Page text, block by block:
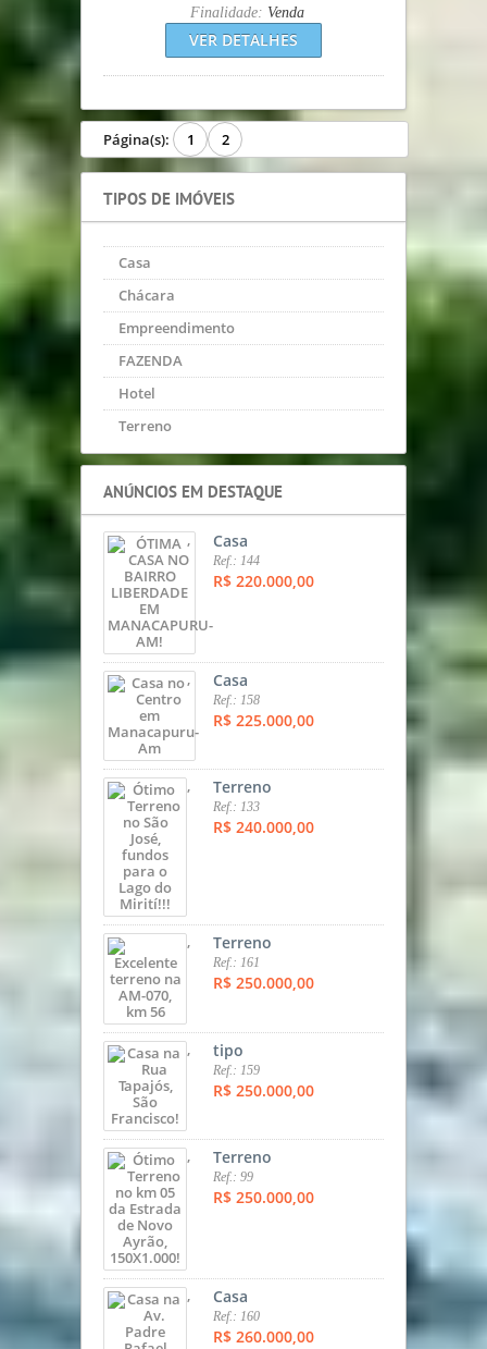
Finalidade: Venda
VER DETALHES
Página(s): 1 2
TIPOS DE IMÓVEIS
Casa
Chácara
Empreendimento
FAZENDA
Hotel
Terreno
ANÚNCIOS EM DESTAQUE
, Casa
Ref.: 144
R$ 220.000,00
, Casa
Ref.: 158
R$ 225.000,00
, Terreno
Ref.: 133
R$ 240.000,00
, Terreno
Ref.: 161
R$ 250.000,00
, tipo
Ref.: 159
R$ 250.000,00
, Terreno
Ref.: 99
R$ 250.000,00
, Casa
Ref.: 160
R$ 260.000,00